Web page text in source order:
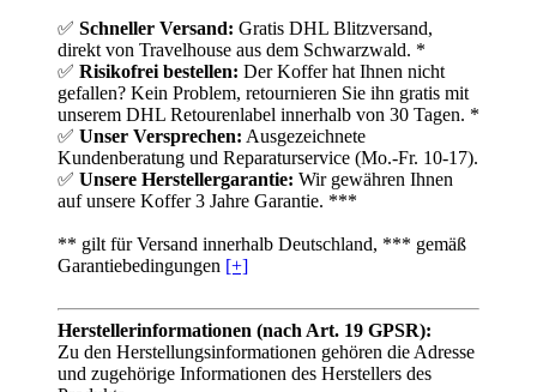
✅ Schneller Versand: Gratis DHL Blitzversand,
direkt von Travelhouse aus dem Schwarzwald. *
✅ Risikofrei bestellen: Der Koffer hat Ihnen nicht
gefallen? Kein Problem, retournieren Sie ihn gratis mit
unserem DHL Retourenlabel innerhalb von 30 Tagen. *
✅ Unser Versprechen: Ausgezeichnete
Kundenberatung und Reparaturservice (Mo.-Fr. 10-17).
✅ Unsere Herstellergarantie: Wir gewähren Ihnen
auf unsere Koffer 3 Jahre Garantie. ***
** gilt für Versand innerhalb Deutschland, *** gemäß
Garantiebedingungen [+]
Herstellerinformationen (nach Art. 19 GPSR):
Zu den Herstellungsinformationen gehören die Adresse
und zugehörige Informationen des Herstellers des